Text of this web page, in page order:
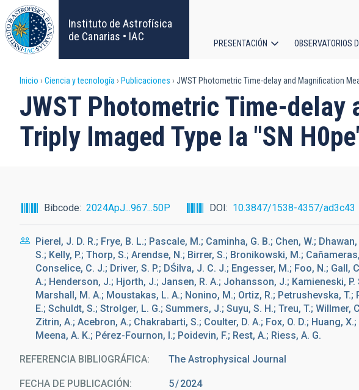
Pasar
al
contenido
principal
Instituto de Astrofísica
de Canarias • IAC
principal
PRESENTACIÓN OBSERVATORIOS
Sobrescribir
enlaces
de
a
la
navegación
Inicio Ciencia y tecnología Publicaciones JWST Photometric Time-delay and Magnification
JWST Photometric Time-
Triply Imaged Type Ia "SN
Bibcode 2024ApJ...967...50P DOI 10.3847/1538-4357/ad3c43
Pierel, J. D. R.; Frye, B. L.; Pascale, M.; Caminha, G. B.; Chen, W.;
S.; Kelly, P.; Thorp, S.; Arendse, N.; Birrer, S.; Bronikowski, M.;
Conselice, C. J.; Driver, S. P.; DŚilva, J. C. J.; Engesser, M.; Foo, N.; Gall,
A.; Henderson, J.; Hjorth, J.; Jansen, R. A.; Johansson, J.; Kamieneski,
Marshall, M. A.; Moustakas, L. A.; Nonino, M.; Ortiz, R.; Petrushevska, T.;
E.; Schuldt, S.; Strolger, L. G.; Summers, J.; Suyu, S. H.; Treu, T.; Willmer,
Zitrin, A.; Acebron, A.; Chakrabarti, S.; Coulter, D. A.; Fox, O. D.; Huang,
Meena, A. K.; Pérez-Fournon, I.; Poidevin, F.; Rest, A.; Riess, A. G.
REFERENCIA BIBLIOGRÁFICA The Astrophysical Journal
FECHA DE PUBLICACIÓN: 5 2024